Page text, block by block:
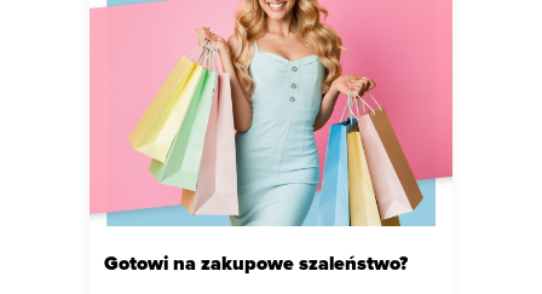
Gotowi na zakupowe szaleństwo?